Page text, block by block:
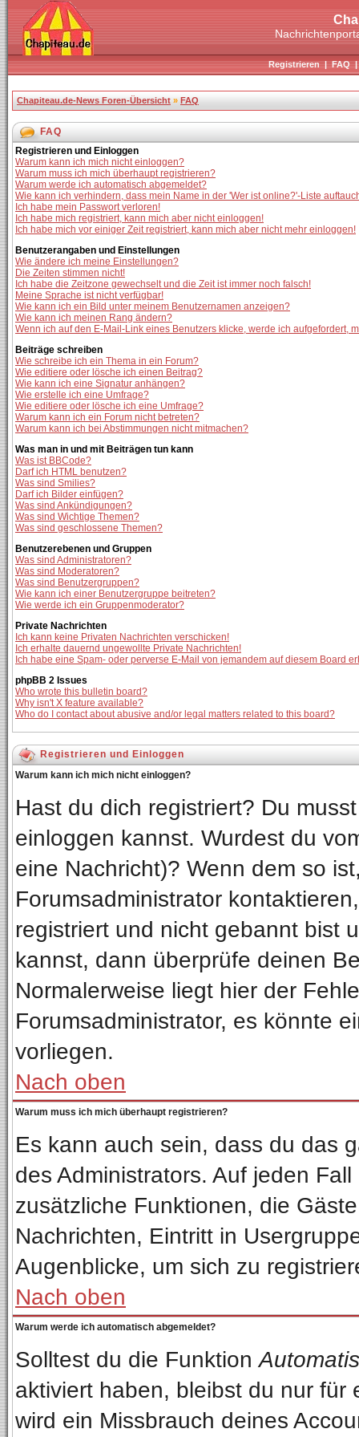
Registrieren|FAQ
Chapiteau.de-News Foren-Übersicht » FAQ
FAQ
Registrieren und Einloggen
Warum kann ich mich nicht einloggen?
Warum muss ich mich überhaupt registrieren?
Warum werde ich automatisch abgemeldet?
Wie kann ich verhindern, dass mein Name in der 'Wer ist online?'-Liste
Ich habe mein Passwort verloren!
Ich habe mich registriert, kann mich aber nicht einloggen!
Ich habe mich vor einiger Zeit registriert, kann mich aber nicht mehr einloggen!
Benutzerangaben und Einstellungen
Wie ändere ich meine Einstellungen?
Die Zeiten stimmen nicht!
Ich habe die Zeitzone gewechselt und die Zeit ist immer noch falsch!
Meine Sprache ist nicht verfügbar!
Wie kann ich ein Bild unter meinem Benutzernamen anzeigen?
Wie kann ich meinen Rang ändern?
Wenn ich auf den E-Mail-Link eines Benutzers klicke, werde ich aufgefordert,
Beiträge schreiben
Wie schreibe ich ein Thema in ein Forum?
Wie editiere oder lösche ich einen Beitrag?
Wie kann ich eine Signatur anhängen?
Wie erstelle ich eine Umfrage?
Wie editiere oder lösche ich eine Umfrage?
Warum kann ich ein Forum nicht betreten?
Warum kann ich bei Abstimmungen nicht mitmachen?
Was man in und mit Beiträgen tun kann
Was ist BBCode?
Darf ich HTML benutzen?
Was sind Smilies?
Darf ich Bilder einfügen?
Was sind Ankündigungen?
Was sind Wichtige Themen?
Was sind geschlossene Themen?
Benutzerebenen und Gruppen
Was sind Administratoren?
Was sind Moderatoren?
Was sind Benutzergruppen?
Wie kann ich einer Benutzergruppe beitreten?
Wie werde ich ein Gruppenmoderator?
Private Nachrichten
Ich kann keine Privaten Nachrichten verschicken!
Ich erhalte dauernd ungewollte Private Nachrichten!
Ich habe eine Spam- oder perverse E-Mail von jemandem auf diesem Board
phpBB 2 Issues
Who wrote this bulletin board?
Why isn't X feature available?
Who do I contact about abusive and/or legal matters related to this board?
Registrieren und Einloggen
Warum kann ich mich nicht einloggen?
Hast du dich registriert? Du
einloggen kannst. Wurdest du
eine Nachricht)? Wenn dem so
Forumsadministrator
registriert und nicht gebannt bist
kannst, dann überprüfe deinen
Normalerweise liegt hier der
Forumsadministrator, es könnte
vorliegen.
Nach oben
Warum muss ich mich überhaupt registrieren?
Es kann auch sein, dass du das
des Administrators. Auf jeden
zusätzliche Funktionen, die
Nachrichten, Eintritt in
Augenblicke, um sich zu
Nach oben
Warum werde ich automatisch abgemeldet?
Solltest du die Funktion
aktiviert haben, bleibst du nur
wird ein Missbrauch deines